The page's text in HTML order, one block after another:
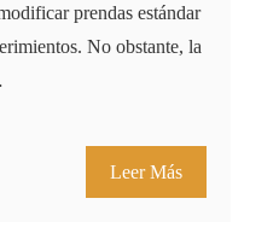
prendas estándar
No obstante, la
Leer Más